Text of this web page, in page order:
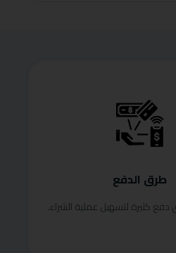
طرق الدفع
كثيرة لتسهيل عملية الشراء.